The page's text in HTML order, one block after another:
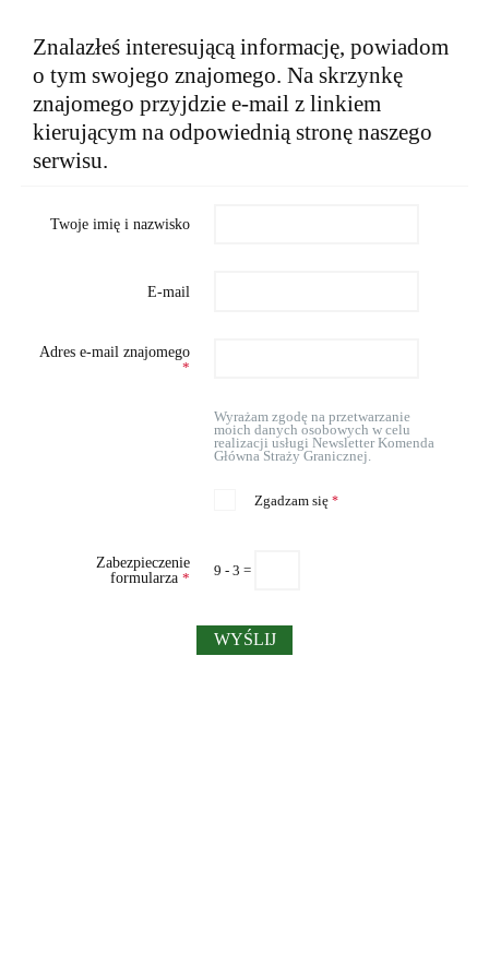
Znalazłeś interesującą informację, powiadom
o tym swojego znajomego. Na skrzynkę
znajomego przyjdzie e-mail z linkiem
kierującym na odpowiednią stronę naszego
serwisu.
Twoje imię i nazwisko
E-mail
Adres e-mail znajomego
*
Wyrażam zgodę na przetwarzanie
moich danych osobowych w celu
realizacji usługi Newsletter Komenda
Główna Straży Granicznej.
Zgadzam się*
Zabezpieczenie
formularza* 9 - 3 =